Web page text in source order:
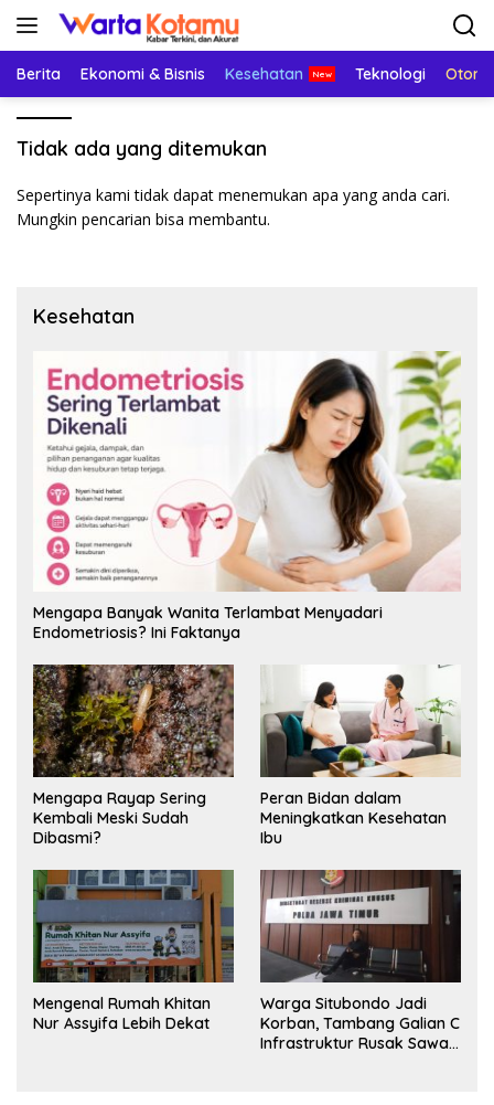
Langsung
Berita Ekonomi & Bisnis Kesehatan Teknologi
Tidak ada yang ditemukan
Sepertinya kami tidak dapat menemukan apa yang anda cari.
Mungkin pencarian bisa membantu.
Kesehatan
Mengapa Banyak Wanita Terlambat Menyadari
Endometriosis? Ini Faktanya
Mengapa Rayap Sering
Kembali Meski Sudah
Dibasmi?
Peran Bidan dalam
Meningkatkan Kesehatan
Ibu
Mengenal Rumah Khitan
Nur Assyifa Lebih Dekat
Warga Situbondo Jadi
Korban, Tambang Galian C
Infrastruktur Rusak Sawah